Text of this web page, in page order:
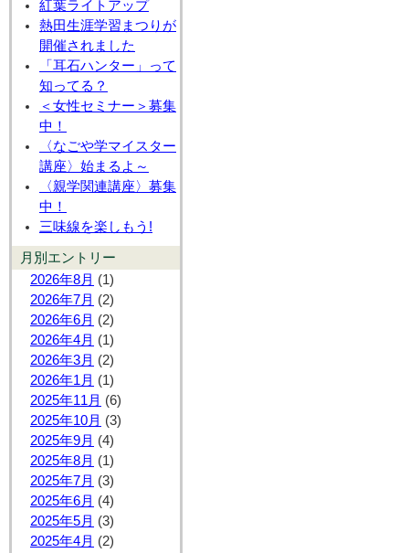
紅葉ライトアップ
熱田生涯学習まつりが
開催されました
「耳石ハンター」って
知ってる？
＜女性セミナー＞募集
中！
〈なごや学マイスター
講座〉始まるよ～
〈親学関連講座〉募集
中！
三味線を楽しもう!
月別エントリー
2026年8月 (1)
2026年7月 (2)
2026年6月 (2)
2026年4月 (1)
2026年3月 (2)
2026年1月 (1)
2025年11月 (6)
2025年10月 (3)
2025年9月 (4)
2025年8月 (1)
2025年7月 (3)
2025年6月 (4)
2025年5月 (3)
2025年4月 (2)